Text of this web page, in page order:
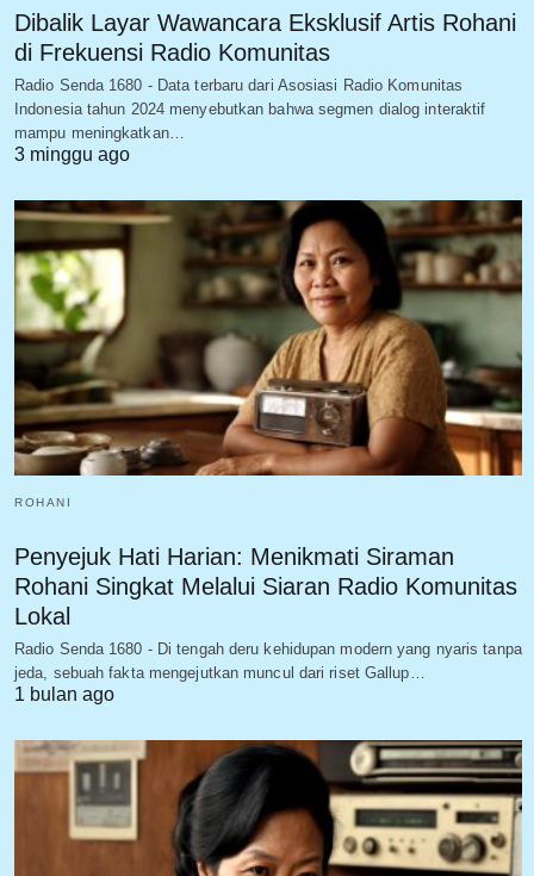
Dibalik Layar Wawancara Eksklusif Artis Rohani
di Frekuensi Radio Komunitas
Radio Senda 1680 - Data terbaru dari Asosiasi Radio Komunitas
Indonesia tahun 2024 menyebutkan bahwa segmen dialog interaktif
mampu meningkatkan…
3 minggu ago
ROHANI
Penyejuk Hati Harian: Menikmati Siraman
Rohani Singkat Melalui Siaran Radio Komunitas
Lokal
Radio Senda 1680 - Di tengah deru kehidupan modern yang nyaris tanpa
jeda, sebuah fakta mengejutkan muncul dari riset Gallup…
1 bulan ago